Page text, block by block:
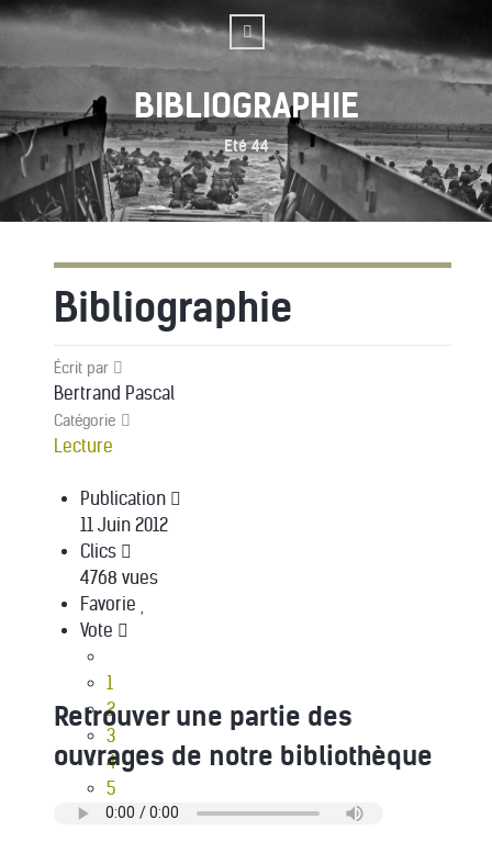
BIBLIOGRAPHIE
Eté 44
Bibliographie
Écrit par
Bertrand Pascal
Catégorie
Lecture
Publication
11 Juin 2012
Clics
4768 vues
Favorie
Vote
1
2
3
4
5
Retrouver une partie des
ouvrages de notre bibliothèque